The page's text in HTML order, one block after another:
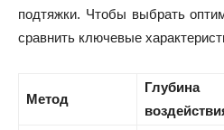
подтяжки. Чтобы выбрать
сравнить ключевые
Метод
Глубина